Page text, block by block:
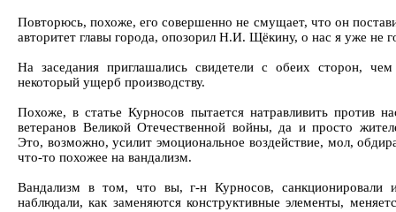
Повторюсь, похоже, его совершенно не смущает, что он
авторитет главы города, опозорил Н.И. Щёкину, о нас я уже не
На заседания приглашались свидетели с обеих сторон, чем
некоторый ущерб производству.
Похоже, в статье Курносов пытается натравливить против
ветеранов Великой Отечественной войны, да и просто
Это, возможно, усилит эмоциональное воздействие, мол,
что-то похожее на вандализм.
Вандализм в том, что вы, г-н Курносов, санкционировали
наблюдали, как заменяются конструктивные элементы,